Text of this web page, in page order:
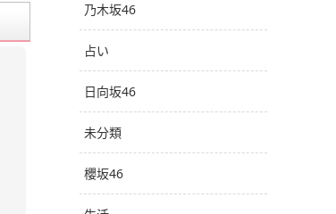
乃木坂46
占い
日向坂46
未分類
櫻坂46